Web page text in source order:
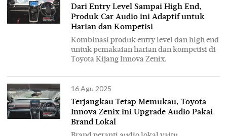
Dari Entry Level Sampai High End,
Produk Car Audio ini Adaptif untuk
Harian dan Kompetisi
Kombinasi produk entry level dan high end
untuk pemakaian harian dan kompetisi di
Toyota Kijang Innova Zenix.
16 Agu 2025
Terjangkau Tetap Memukau, Toyota
Innova Zenix ini Upgrade Audio Pakai
Brand Lokal